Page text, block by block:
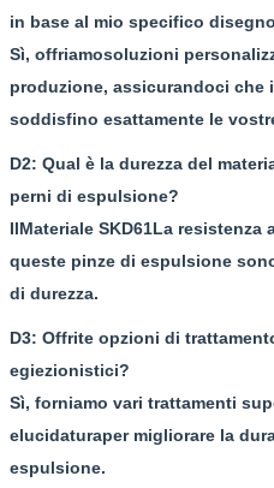
in base al mio specifico
Sì, offriamosoluzioni
produzione, assicurandoci
soddisfino esattamente le
D2: Qual è la durezza del
perni di espulsione?
IlMateriale SKD61La resistenza
queste pinze di espulsione
di durezza.
D3: Offrite opzioni di
egiezionistici?
Sì, forniamo vari trattamenti
elucidaturaper migliorare la
espulsione.